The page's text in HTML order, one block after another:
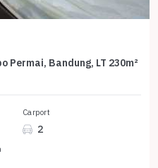
Permai, Bandung, LT 230m²
Carport
2